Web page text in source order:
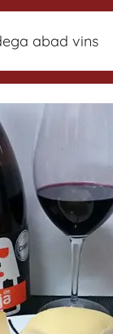
abad vins